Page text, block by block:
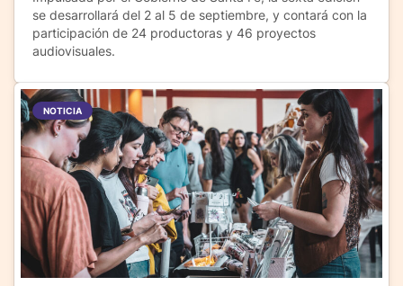
se desarrollará del 2 al 5 de septiembre, y contará con la
participación de 24 productoras y 46 proyectos
audiovisuales.
NOTICIA